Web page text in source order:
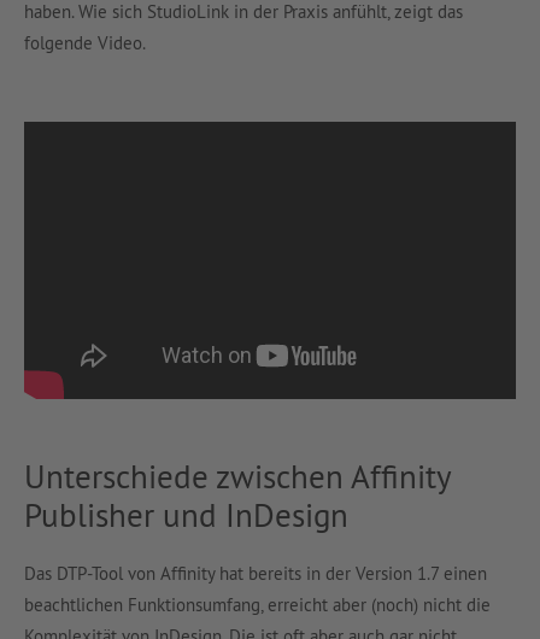
haben. Wie sich StudioLink in der Praxis anfühlt, zeigt das
folgende Video.
Unterschiede zwischen Affinity
Publisher und InDesign
Das DTP-Tool von Affinity hat bereits in der Version 1.7 einen
beachtlichen Funktionsumfang, erreicht aber (noch) nicht die